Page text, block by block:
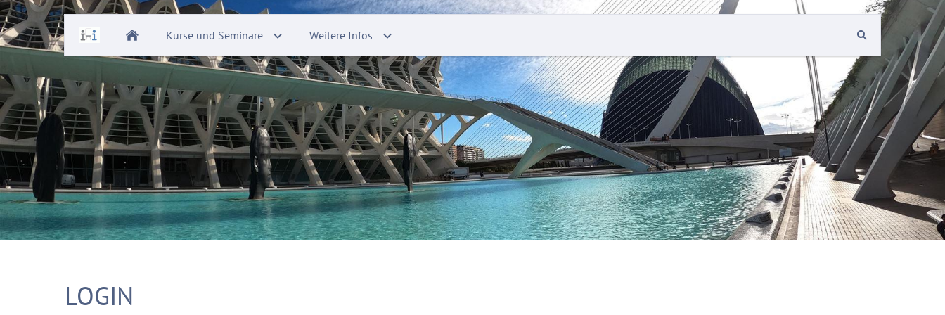
Kurse und Seminare Weitere Infos
LOGIN